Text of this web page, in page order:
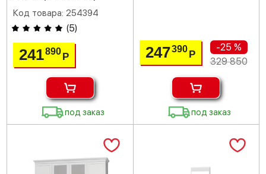
Код товара: 254394
(5)
241890 Р
под заказ
247390 Р
-25 %
329 850
под заказ